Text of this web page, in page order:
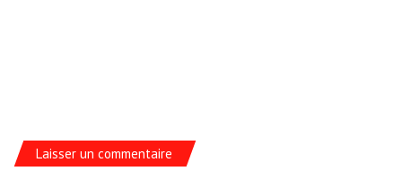
Laisser un commentaire